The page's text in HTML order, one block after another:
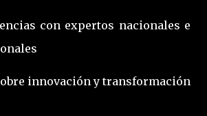
con expertos nacionales e
innovación y transformación